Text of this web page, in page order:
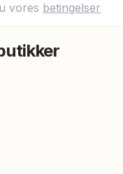
vores betingelser